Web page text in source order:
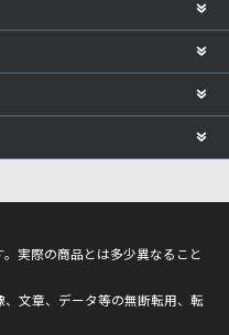
実際の商品とは多少異なること
文章、データ等の無断転用、転